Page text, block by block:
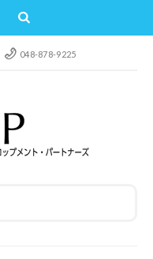
048-878-9225